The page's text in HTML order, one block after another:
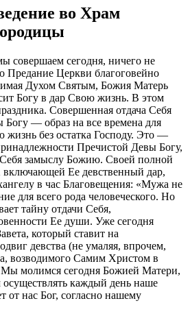
во Храм
совершаем сегодня, ничего не
Предание Церкви благоговейно
Духом Святым, Божия Матерь
Богу в дар Свою жизнь. В этом
Совершенная отдача Себя
Богу — образ на все времена для
без остатка Господу. Это —
Пречистой Девы Богу,
Себя замыслу Божию. Своей полной
включающей Ее девственный дар,
в час Благовещения: «Мужа не
для всего рода человеческого. Но
тайну отдачи Себя,
Ее души. Уже сегодня
который ставит на
девства (не умаляя, впрочем,
возводимого Самим Христом в
Мы молимся сегодня Божией Матери,
каждый день наше
от нас Бог, согласно нашему